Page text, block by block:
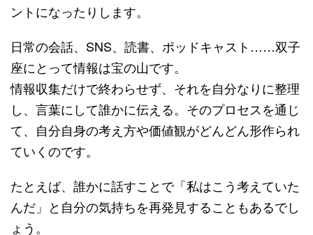
ントになったりします。
日常の会話、SNS、読書、ポッドキャスト……双子
座にとって情報は宝の山です。
情報収集だけで終わらせず、それを自分なりに整理
し、言葉にして誰かに伝える。そのプロセスを通じ
て、自分自身の考え方や価値観がどんどん形作られ
ていくのです。
たとえば、誰かに話すことで「私はこう考えていた
んだ」と自分の気持ちを再発見することもあるでし
ょう。